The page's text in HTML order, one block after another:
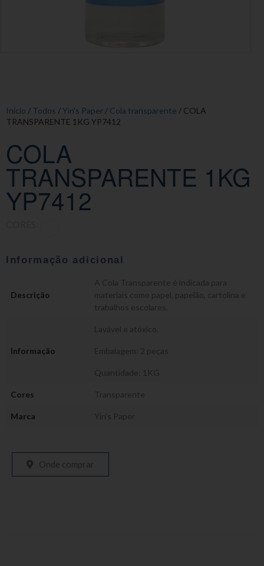
Início / Todos /Yin's Paper / Cola transparente / COLA
TRANSPARENTE 1KG YP7412
COLA
TRANSPARENTE 1KG
YP7412
Informação adicional
Descrição
A Cola Transparente é indicada para
materiais como papel, papelão, cartolina e
trabalhos escolares.
Informação
Lavável e atóxico.
Embalagem: 2 peças
Quantidade: 1KG
Cores Transparente
Marca Yin's Paper
Onde comprar